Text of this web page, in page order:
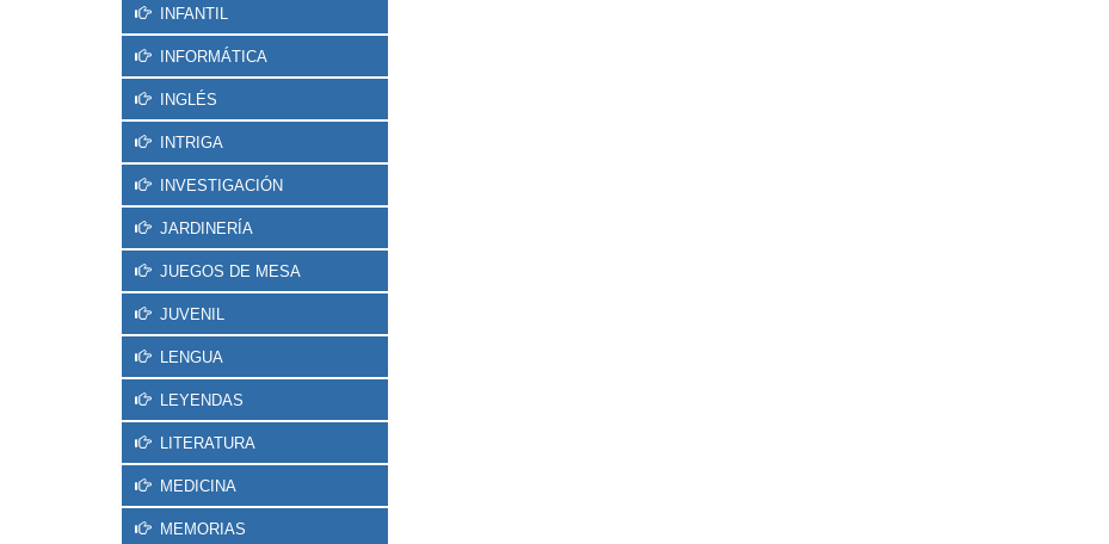
INFANTIL
INFORMÁTICA
INGLÉS
INTRIGA
INVESTIGACIÓN
JARDINERÍA
JUEGOS DE MESA
JUVENIL
LENGUA
LEYENDAS
LITERATURA
MEDICINA
MEMORIAS